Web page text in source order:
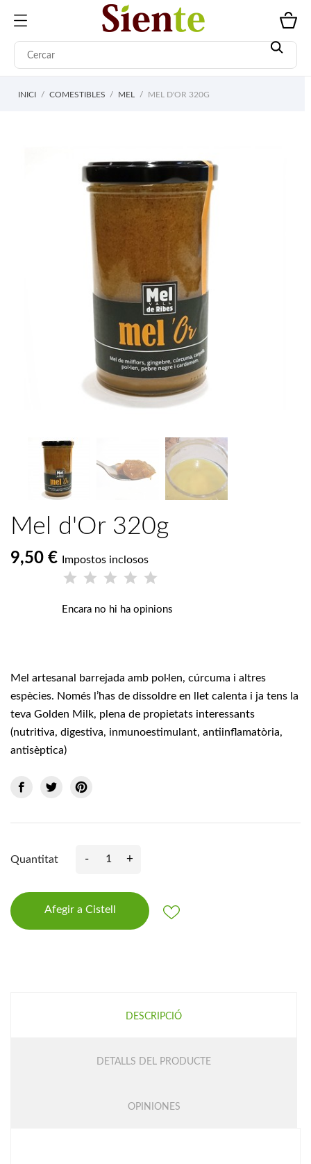
INICI COMESTIBLES MEL MEL D'OR 320G
Mel d'Or 320g
9,50 € Impostos inclosos
Encara no hi ha opinions
Mel artesanal barrejada amb pol·len, cúrcuma i altres
espècies. Només l’has de dissoldre en llet calenta i ja tens la
teva Golden Milk, plena de propietats interessants
(nutritiva, digestiva, inmunoestimulant, antiinflamatòria,
antisèptica)
Quantitat - +
Afegir a Cistell
DESCRIPCIÓ
DETALLS DEL PRODUCTE
OPINIONES